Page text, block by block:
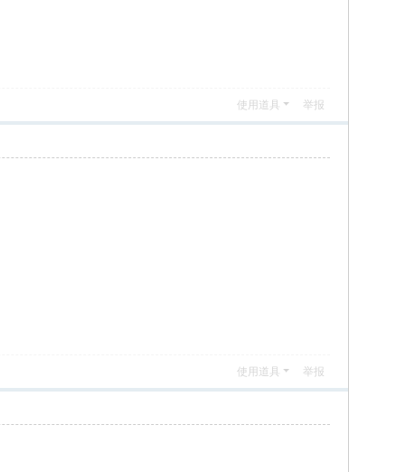
使用道具 举报
使用道具 举报